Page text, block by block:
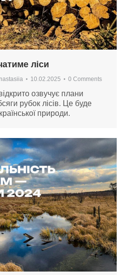
ліси
10.02.2025 0 Comments
озвучує плани
рубок лісів. Це буде
природи.